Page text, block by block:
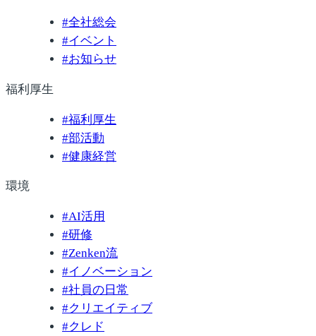
#全社総会
#イベント
#お知らせ
福利厚生
#福利厚生
#部活動
#健康経営
環境
#AI活用
#研修
#Zenken流
#イノベーション
#社員の日常
#クリエイティブ
#クレド